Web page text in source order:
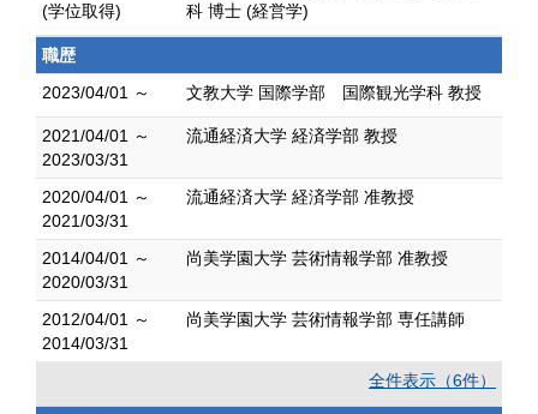
(学位取得)
科 博士 (経営学)
職歴
2023/04/01 ～
文教大学 国際学部 国際観光学科 教授
2021/04/01 ～
2023/03/31
流通経済大学 経済学部 教授
2020/04/01 ～
2021/03/31
流通経済大学 経済学部 准教授
2014/04/01 ～
2020/03/31
尚美学園大学 芸術情報学部 准教授
2012/04/01 ～
2014/03/31
尚美学園大学 芸術情報学部 専任講師
全件表示（6件）